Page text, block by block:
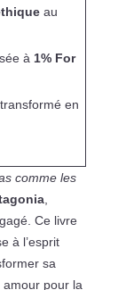
au
à 1% For
en
comme les
,
Ce livre
à l’esprit
sa
amour pour la